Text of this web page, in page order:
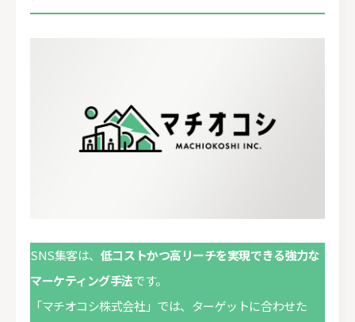
SNS集客は、 低コストかつ高リーチを実現できる強力な
マーケティング手法です。
「マチオコシ株式会社」では、ターゲットに合わせた